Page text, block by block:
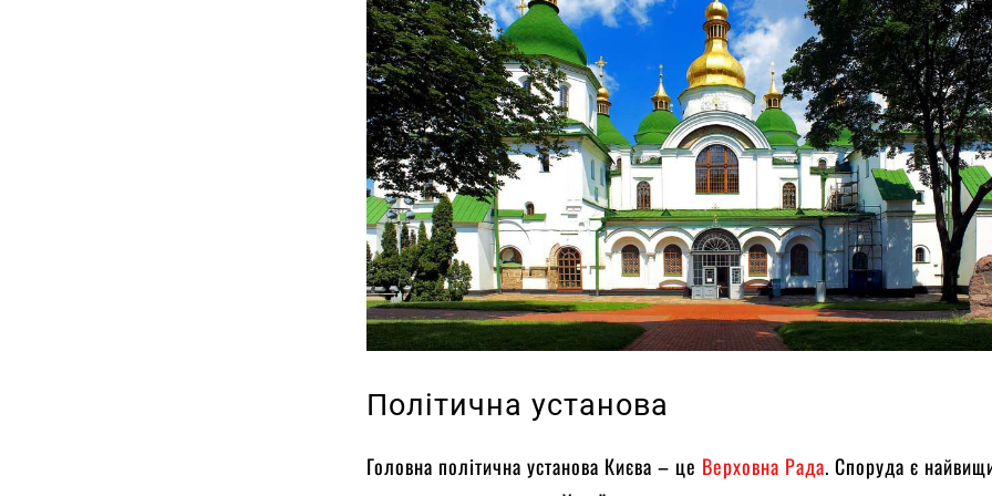
Політична установа
Головна політична установа Києва – це Верховна Рада. Споруда є